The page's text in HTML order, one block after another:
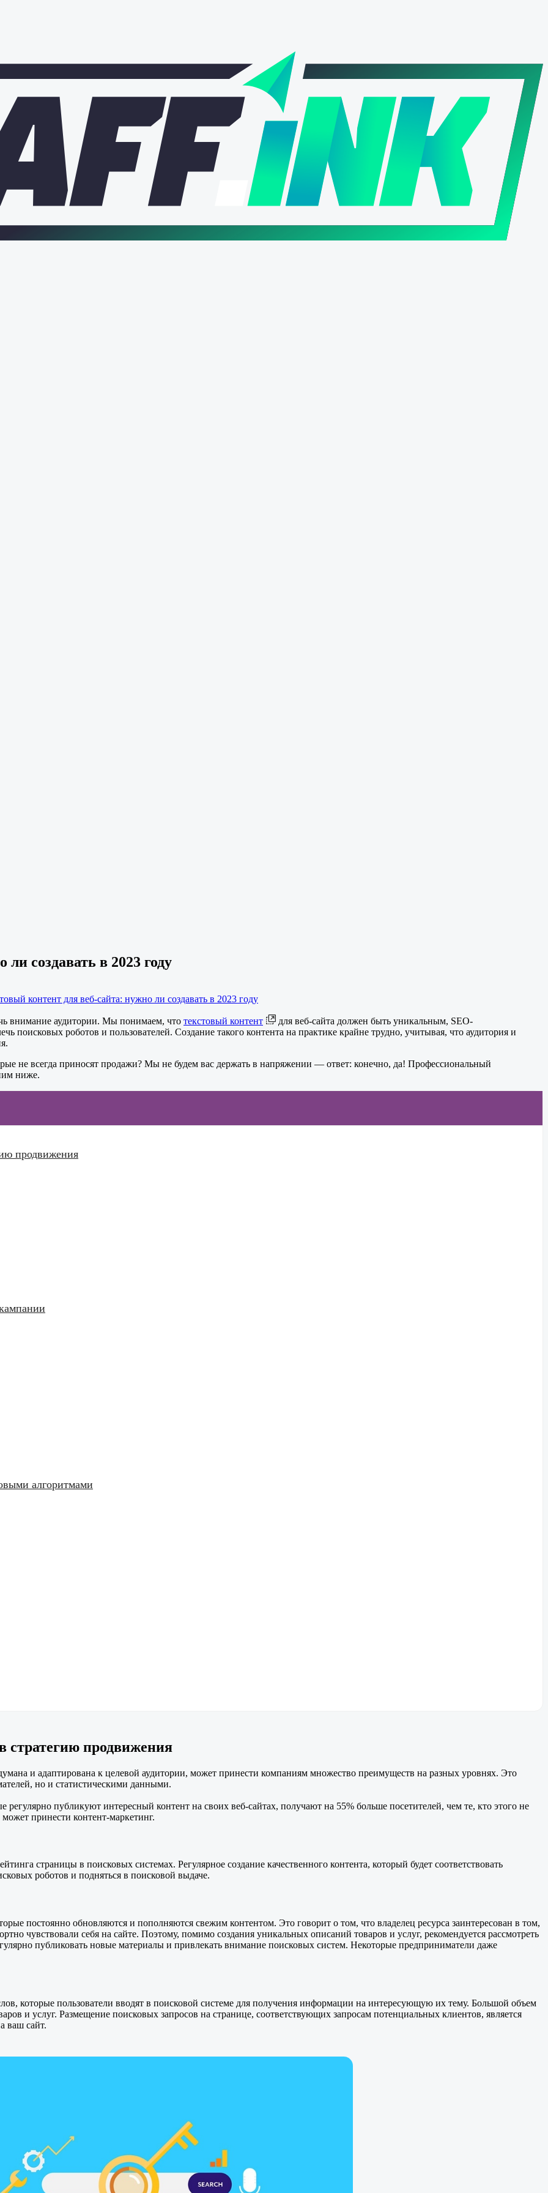
создавать в 2023 году
контент для веб-сайта: нужно ли создавать в 2023 году
внимание аудитории. Мы понимаем, что текстовый контент
для веб-сайта должен быть уникальным, SEO-
роботов и пользователей. Создание такого контента на практике крайне трудно, учитывая, что аудитория и
не всегда приносят продажи? Мы не будем вас держать в напряжении — ответ: конечно, да! Профессиональный
ниже.
продвижения
алгоритмами
стратегию продвижения
и адаптирована к целевой аудитории, может принести компаниям множество преимуществ на разных уровнях. Это
но и статистическими данными.
регулярно публикуют интересный контент на своих веб-сайтах, получают на 55% больше посетителей, чем те, кто этого не
принести контент-маркетинг.
страницы в поисковых системах. Регулярное создание качественного контента, который будет соответствовать
роботов и подняться в поисковой выдаче.
постоянно обновляются и пополняются свежим контентом. Это говорит о том, что владелец ресурса заинтересован в том,
чувствовали себя на сайте. Поэтому, помимо создания уникальных описаний товаров и услуг, рекомендуется рассмотреть
публиковать новые материалы и привлекать внимание поисковых систем. Некоторые предприниматели даже
которые пользователи вводят в поисковой системе для получения информации на интересующую их тему. Большой объем
и услуг. Размещение поисковых запросов на странице, соответствующих запросам потенциальных клиентов, является
ваш сайт.